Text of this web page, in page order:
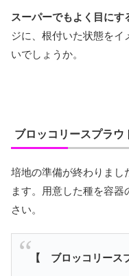
スーパーでもよく目にす
ジに、根付いた状態をイ
いでしょうか。
ブロッコリースプラウ
培地の準備が終わりまし
ます。用意した種を容器
さい。
【 ブロッコリース